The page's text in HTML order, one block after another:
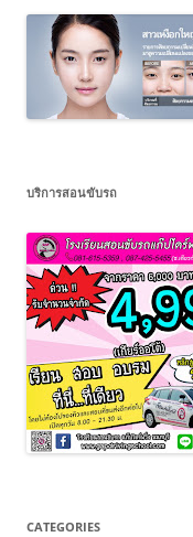
บริการสอนขับรถ
CATEGORIES